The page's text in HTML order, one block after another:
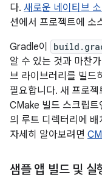
다. 새로운 네이티브
션에서 프로젝트에 소
Gradle이
알 수 있는 것과 마찬
브 라이브러리를 빌드
필요합니다. 새 프로
CMake 빌드 스크립트
의 루트 디렉터리에
자세히 알아보려면
샘플 앱 빌드 및 실